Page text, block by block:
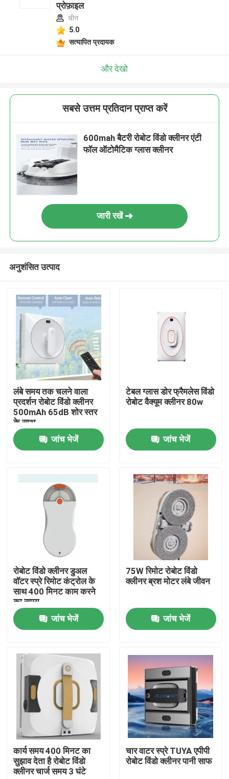
घर
हमारे बारे में
कारखाना भ्रमण
एक उद्धरण का अनुरोध करें
रोबोट वैक्यूम क्लीनर
रोबोट विंडो क्लीनर
प्रोफ़ाइल
चीन
5.0
सत्यापित प्रदायक
और देखो
सबसे उत्तम प्रतिदान प्राप्त करें
600mah बैटरी रोबोट विंडो क्लीनर एंटी
फॉल ऑटोमैटिक ग्लास क्लीनर
जारी रखें
अनुशंसित उत्पाद
लंबे समय तक चलने वाला
प्रदर्शन रोबोट विंडो क्लीनर
500mAh 65dB शोर स्तर
के साथ
जांच भेजें
टेबल ग्लास डोर फ्रैमलेस विंडो
रोबोट वैक्यूम क्लीनर 80w
जांच भेजें
रोबोट विंडो क्लीनर डुअल
वॉटर स्प्रे रिमोट कंट्रोल के
साथ 400 मिनट काम करने
का समय
जांच भेजें
75W रिमोट रोबोट विंडो
क्लीनर ब्रश मोटर लंबे जीवन
जांच भेजें
कार्य समय 400 मिनट का
सुझाव देता है रोबोट विंडो
क्लीनर चार्ज समय 3 घंटे
चार वाटर स्प्रे TUYA एपीपी
रोबोट विंडो क्लीनर पानी साफ